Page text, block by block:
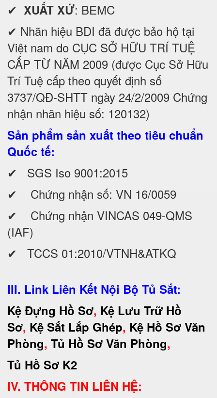
✔ XUẤT XỨ: BEMC
✔ Nhãn hiệu BDI đã được bảo hộ tại
Việt nam do CỤC SỞ HỮU TRÍ TUỆ
CẤP TỪ NĂM 2009 (được Cục Sở Hữu
Trí Tuệ cấp theo quyết định số
3737/QĐ-SHTT ngày 24/2/2009 Chứng
nhận nhãn hiệu số: 120132)
Sản phẩm sản xuất theo tiêu chuẩn
Quốc tế:
✔ SGS Iso 9001:2015
✔ Chứng nhận số: VN 16/0059
✔ Chứng nhận VINCAS 049-QMS
(IAF)
✔ TCCS 01:2010/VTNH&ATKQ
III. Link Liên Kết Nội Bộ Tủ Sắt:
Kệ Đựng Hồ Sơ, Kệ Lưu Trữ Hồ
Sơ, Kệ Sắt Lắp Ghép, Kệ Hồ Sơ Văn
Phòng, Tủ Hồ Sơ Văn Phòng,
Tủ Hồ Sơ K2
IV. THÔNG TIN LIÊN HỆ: